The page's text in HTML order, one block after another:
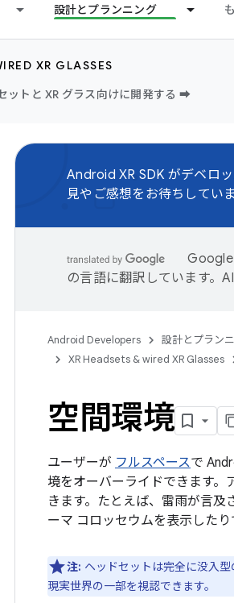
設計とプランニング
XR GLASSES
ットと XR グラス向けに開発する ➡️
Android XR SDK がデベロ
見やご感想をお待ちしていま
Google
の言語に翻訳しています。
Android Developers 設計とプラン
XR Headsets & wired XR Glasses
空間環境
ユーザーが フルスペースで
境をオーバーライドできます。
きます。たとえば、雷雨が言
ーマ コロッセウムを表示したり
注: ヘッドセットは完全に没入
現実世界の一部を視認できます。